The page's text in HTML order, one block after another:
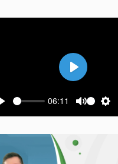
Воспроизвести
06:11